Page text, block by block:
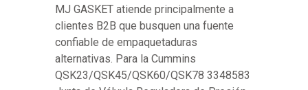
MJ GASKET atiende principalmente a
clientes B2B que busquen una fuente
confiable de empaquetaduras
alternativas. Para la Cummins
QSK23/QSK45/QSK60/QSK78 3348583